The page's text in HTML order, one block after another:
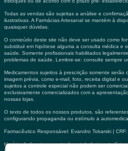
Todas as vendas são sujeitas a análise e
ilustrativas. A Farmácias Artesanal se mantém à
quaisquer dúvidas.
O conteúdo deste site não deve ser usado como
substituir em hipótese alguma a consulta médica e
saúde. Somente profissionais habilitados
problemas de saúde. Lembre-se: consulte sempre
Medicamentos sujeitos à prescrição somente serão
imagem prévia, como e-mail, foto, receita digital e
sujeitos a controle especial não podem ser
exclusivamente comercializados com a
nossas lojas.
O texto de todos os nossos produtos, são
configurando propaganda ou estímulo a
Farmacêutico Responsável: Evandro Tokarski |
Horário de funcionamento do estabelecimento